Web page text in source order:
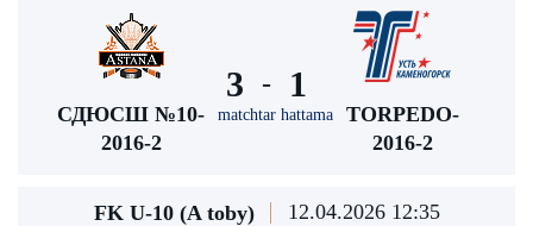
СДЮСШ №10-
2016-2
3 -
matchtar hattama
1
TORPEDO-
2016-2
FK U-10 (A toby) 12.04.2026 12:35